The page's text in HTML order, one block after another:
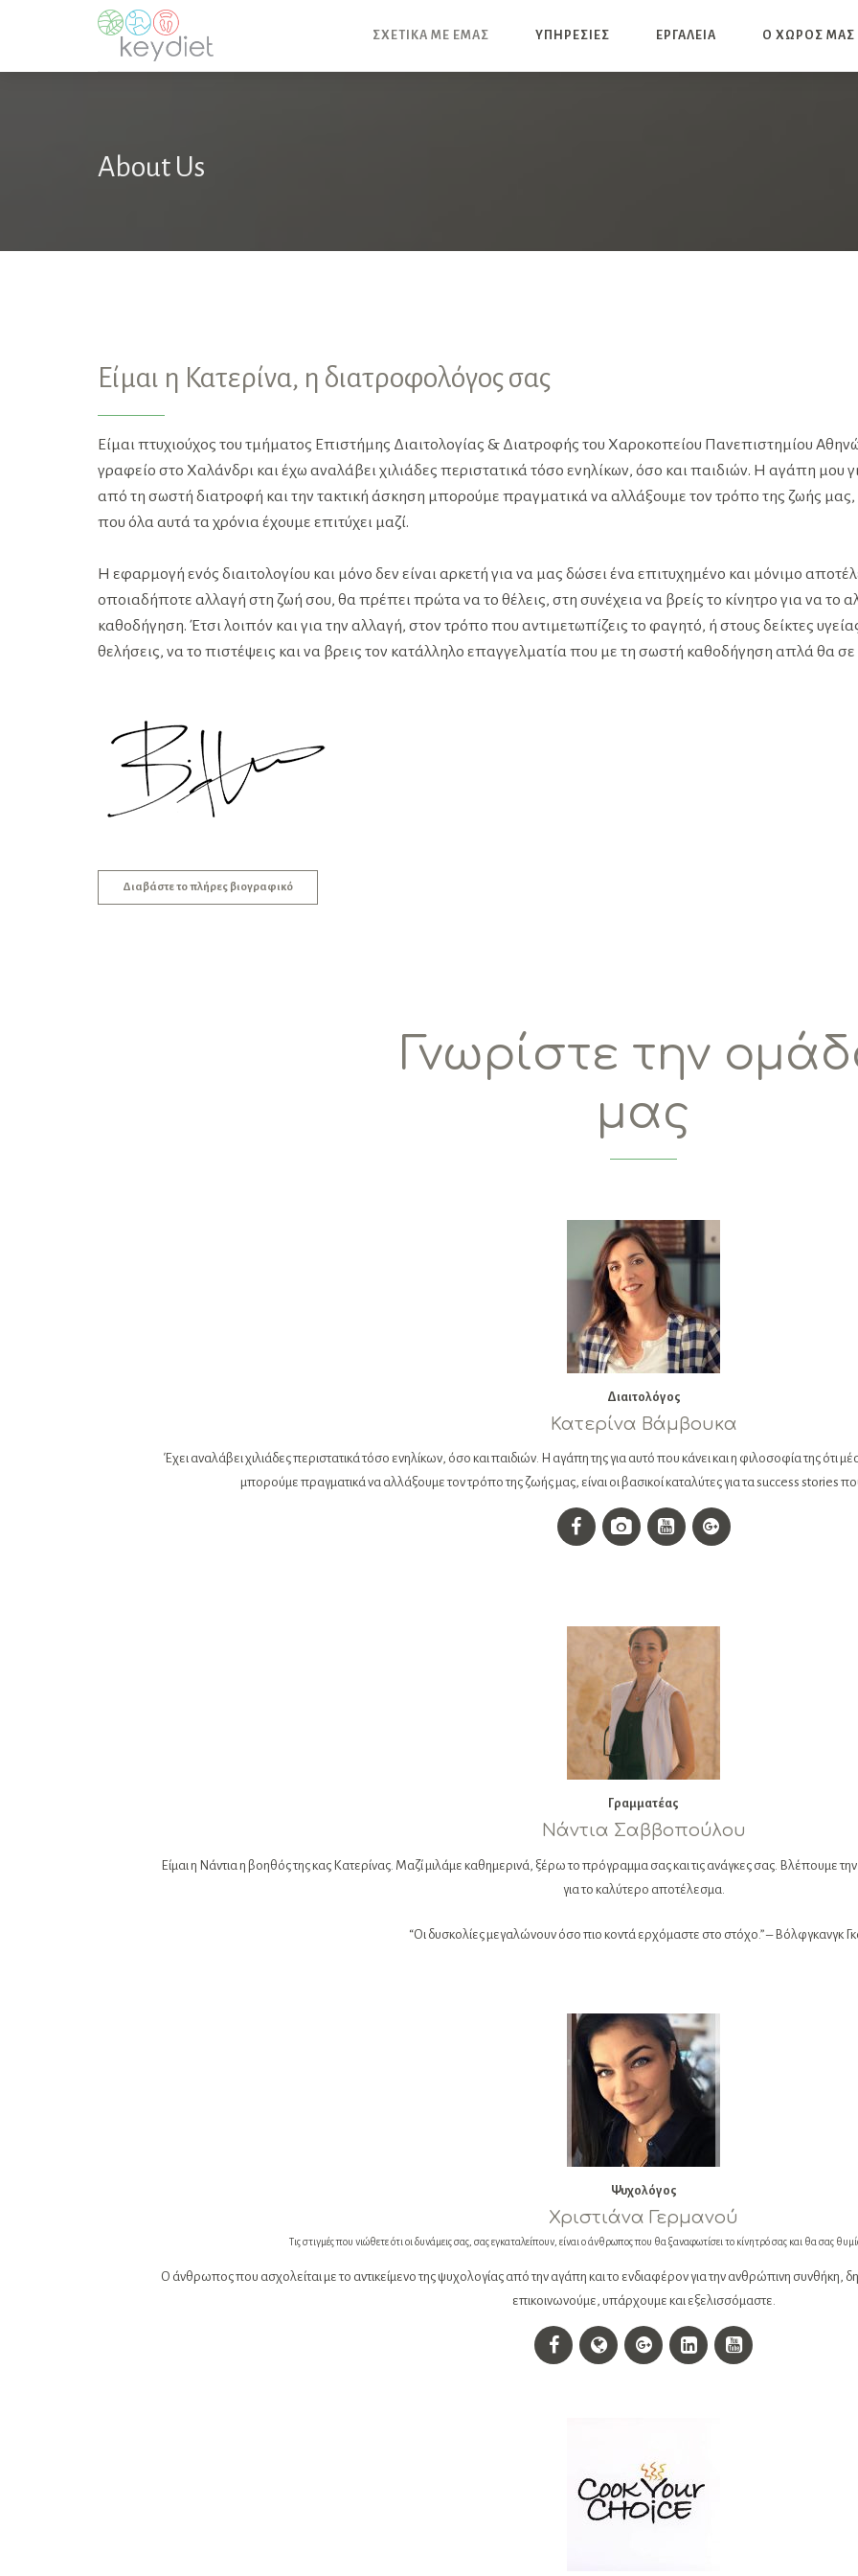
ΣΧΕΤΙΚΑ ΜΕ ΕΜΑΣ ΥΠΗΡΕΣΙΕΣ ΕΡΓΑΛΕΙΑ Ο ΧΩΡΟΣ ΜΑΣ
About Us
Είμαι η Κατερίνα, η διατροφολόγος σας
Είμαι πτυχιούχος του τμήματος Επιστήμης Διαιτολογίας & Διατροφής του Χαροκοπείου Πανεπιστημίου
γραφείο στο Χαλάνδρι και έχω αναλάβει χιλιάδες περιστατικά τόσο ενηλίκων, όσο και παιδιών. Η αγάπη μου
από τη σωστή διατροφή και την τακτική άσκηση μπορούμε πραγματικά να αλλάξουμε τον τρόπο της ζωής μας,
που όλα αυτά τα χρόνια έχουμε επιτύχει μαζί.
Η εφαρμογή ενός διαιτολογίου και μόνο δεν είναι αρκετή για να μας δώσει ένα επιτυχημένο και μόνιμο
οποιαδήποτε αλλαγή στη ζωή σου, θα πρέπει πρώτα να το θέλεις, στη συνέχεια να βρείς το κίνητρο για να το
καθοδήγηση. Έτσι λοιπόν και για την αλλαγή, στον τρόπο που αντιμετωπίζεις το φαγητό, ή στους δείκτες
θελήσεις, να το πιστέψεις και να βρεις τον κατάλληλο επαγγελματία που με τη σωστή καθοδήγηση απλά θα σε
Διαβάστε το πλήρες βιογραφικό
Γνωρίστε την
μας
Διαιτολόγος
Κατερίνα Βάμβουκα
Έχει αναλάβει χιλιάδες περιστατικά τόσο ενηλίκων, όσο και παιδιών. Η αγάπη της για αυτό που κάνει και η φιλοσοφία της ότι
μπορούμε πραγματικά να αλλάξουμε τον τρόπο της ζωής μας, είναι οι βασικοί καταλύτες για τα success stories
Γραμματέας
Νάντια Σαββοπούλου
Είμαι η Νάντια η βοηθός της κας Κατερίνας. Μαζί μιλάμε καθημερινά, ξέρω το πρόγραμμα σας και τις ανάγκες σας. Βλέπουμε
για το καλύτερο αποτέλεσμα.
“Οι δυσκολίες μεγαλώνουν όσο πιο κοντά ερχόμαστε στο στόχο.” – Βόλφγκανγκ
Ψυχολόγος
Χριστιάνα Γερμανού
Τις στιγμές που νιώθετε ότι οι δυνάμεις σας, σας εγκαταλείπουν, είναι ο άνθρωπος που θα ξαναφωτίσει το κίνητρό σας και θα σας
Ο άνθρωπος που ασχολείται με το αντικείμενο της ψυχολογίας από την αγάπη και το ενδιαφέρον για την ανθρώπινη
επικοινωνούμε, υπάρχουμε και εξελισσόμαστε.